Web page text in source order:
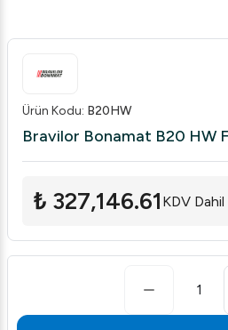
Ürün Kodu: B20HW
Bravilor Bonamat B20 HW
₺ 327,146.61 KDV Dahil
1